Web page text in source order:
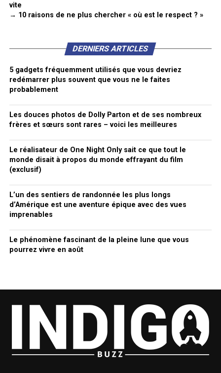
vite
→ 10 raisons de ne plus chercher « où est le respect ? »
DERNIERS ARTICLES
5 gadgets fréquemment utilisés que vous devriez
redémarrer plus souvent que vous ne le faites
probablement
Les douces photos de Dolly Parton et de ses nombreux
frères et sœurs sont rares – voici les meilleures
Le réalisateur de One Night Only sait ce que tout le
monde disait à propos du monde effrayant du film
(exclusif)
L’un des sentiers de randonnée les plus longs
d’Amérique est une aventure épique avec des vues
imprenables
Le phénomène fascinant de la pleine lune que vous
pourrez vivre en août